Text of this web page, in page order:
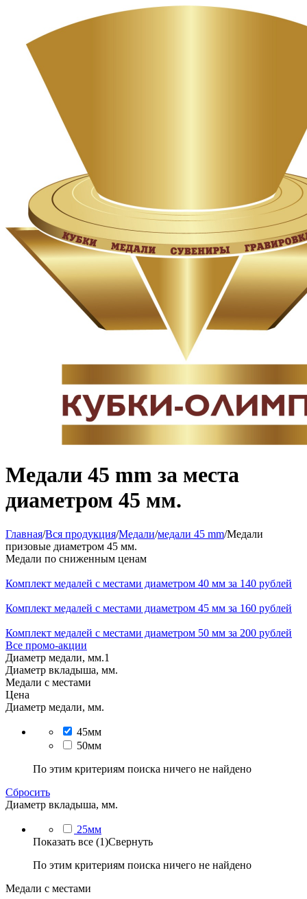
Медали 45 mm за места
диаметром 45 мм.
Главная/Вся продукция/Медали/медали 45 mm/Медали
призовые диаметром 45 мм.
Медали по сниженным ценам
Комплект медалей с местами диаметром 40 мм за 140 рублей
Комплект медалей с местами диаметром 45 мм за 160 рублей
Комплект медалей с местами диаметром 50 мм за 200 рублей
Все промо-акции
Диаметр медали, мм.1
Диаметр вкладыша, мм.
Медали с местами
Цена
Диаметр медали, мм.
45мм
50мм
По этим критериям поиска ничего не найдено
Сбросить
Диаметр вкладыша, мм.
25мм
Показать все (1)Свернуть
По этим критериям поиска ничего не найдено
Медали с местами